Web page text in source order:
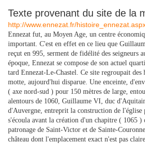
Texte provenant du site de la
http://www.ennezat.fr/
Ennezat fut, au Moyen Age, un centre
important. C'est en effet en ce lieu que
reçut en 995, serment de fidélité des seigneurs
époque, Ennezat se compose de son actuel
tard Ennezat-Le-Chastel. Ce site regroupait des
motte, aujourd'hui disparue. Une enceinte,
( axe nord-sud ) pour 150 mètres de large,
alentours de 1060, Guillaume VI, duc
d'Auvergne, entreprit la construction de l'église
s'écoula avant la création d'un chapitre ( 1065 )
patronage de Saint-Victor et de Sainte-
château dont l'emplacement exact n'est pas